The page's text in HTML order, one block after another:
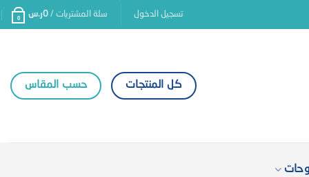
تسجيل الدخول سلة المشتريات / 0ر.س 0
كل المنتجات حسب المقاس